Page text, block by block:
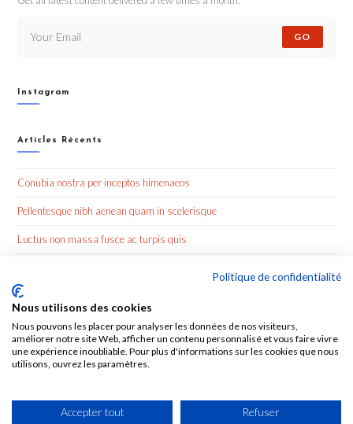
GO
Instagram
Articles Récents
Conubia nostra per inceptos himenaeos
Pellentesque nibh aenean quam in scelerisque
Luctus non massa fusce ac turpis quis
Politique de confidentialité
Nous utilisons des cookies
Nous pouvons les placer pour analyser les données de nos visiteurs,
améliorer notre site Web, afficher un contenu personnalisé et vous faire vivre
une expérience inoubliable. Pour plus d'informations sur les cookies que nous
utilisons, ouvrez les paramètres.
Accepter tout Refuser